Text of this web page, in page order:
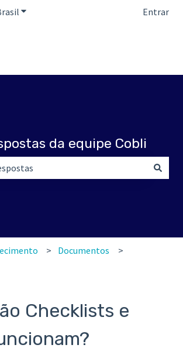
Mostrar submenu para traduçõesEntrar
da equipe Cobli
Documentos
Checklists e